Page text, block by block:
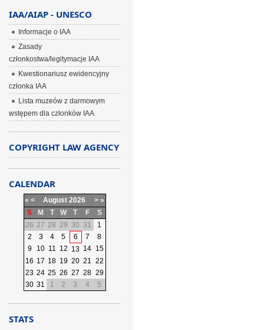
IAA/AIAP - UNESCO
Informacje o IAA
Zasady
członkostwa/legitymacje IAA
Kwestionariusz ewidencyjny
członka IAA
Lista muzeów z darmowym
wstępem dla członków IAA
COPYRIGHT LAW AGENCY
CALENDAR
« < August 2026 > »
S
M T W T F
S
26 27 28 29 30 31
1
2
3 4 5 6 7
8
9
10 11 12 13 14 15
16 17 18 19 20 21 22
23 24 25 26 27 28 29
30 31 1 2 3 4 5
STATS